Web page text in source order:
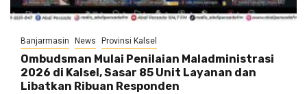
Banjarmasin News Provinsi Kalsel
Ombudsman Mulai Penilaian Maladministrasi
2026 di Kalsel, Sasar 85 Unit Layanan dan
Libatkan Ribuan Responden